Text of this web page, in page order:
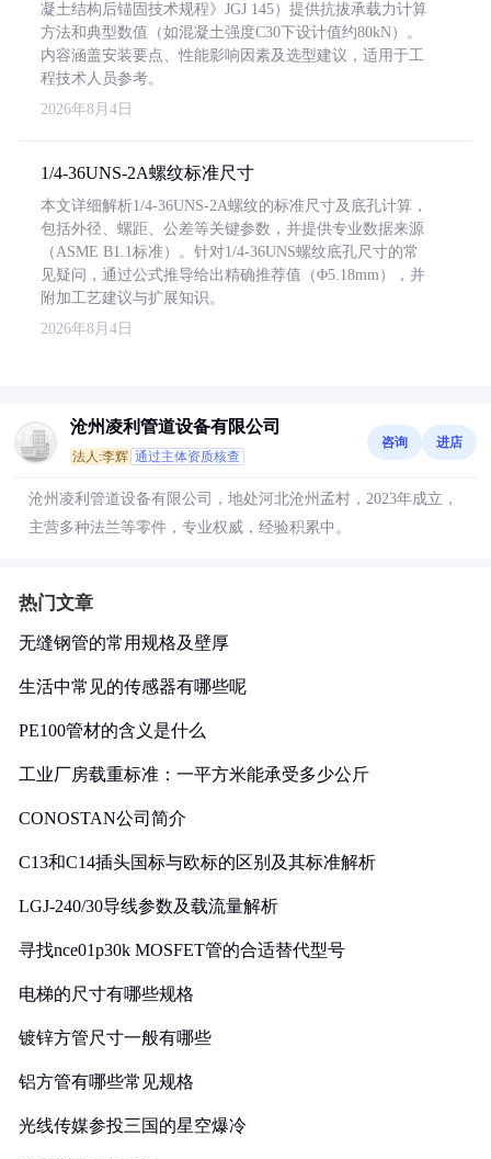
凝土结构后锚固技术规程》JGJ 145）提供抗拔承载力计算
方法和典型数值（如混凝土强度C30下设计值约80kN）。
内容涵盖安装要点、性能影响因素及选型建议，适用于工
程技术人员参考。
2026年8月4日
1/4-36UNS-2A螺纹标准尺寸
本文详细解析1/4-36UNS-2A螺纹的标准尺寸及底孔计算，
包括外径、螺距、公差等关键参数，并提供专业数据来源
（ASME B1.1标准）。针对1/4-36UNS螺纹底孔尺寸的常
见疑问，通过公式推导给出精确推荐值（Φ5.18mm），并
附加工艺建议与扩展知识。
2026年8月4日
沧州凌利管道设备有限公司
法人:李辉 通过主体资质核查
咨询 进店
沧州凌利管道设备有限公司，地处河北沧州孟村，2023年成立，
主营多种法兰等零件，专业权威，经验积累中。
热门文章
无缝钢管的常用规格及壁厚
生活中常见的传感器有哪些呢
PE100管材的含义是什么
工业厂房载重标准：一平方米能承受多少公斤
CONOSTAN公司简介
C13和C14插头国标与欧标的区别及其标准解析
LGJ-240/30导线参数及载流量解析
寻找nce01p30k MOSFET管的合适替代型号
电梯的尺寸有哪些规格
镀锌方管尺寸一般有哪些
铝方管有哪些常见规格
光线传媒参投三国的星空爆冷